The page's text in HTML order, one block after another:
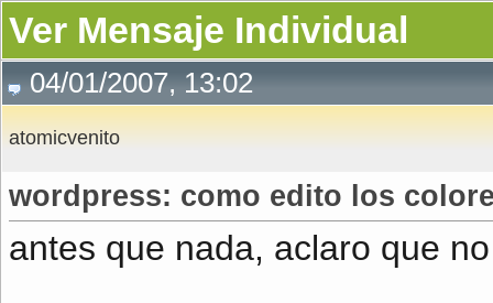
Ver Mensaje Individual
04/01/2007, 13:02
atomicvenito
wordpress: como edito los
antes que nada, aclaro que